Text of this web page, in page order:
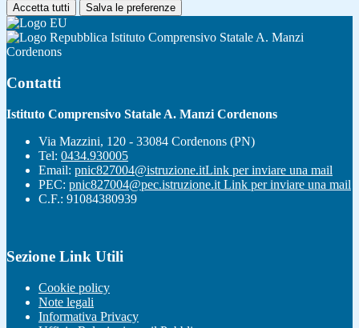
Accetta tutti Salva le preferenze
Istituto Comprensivo Statale A. Manzi
Cordenons
Contatti
Istituto Comprensivo Statale A. Manzi Cordenons
Via Mazzini, 120 - 33084 Cordenons (PN)
Tel: 0434.930005
Email: pnic827004@istruzione.itLink per inviare una mail
PEC: pnic827004@pec.istruzione.it Link per inviare una mail
C.F.: 91084380939
Sezione Link Utili
Cookie policy
Note legali
Informativa Privacy